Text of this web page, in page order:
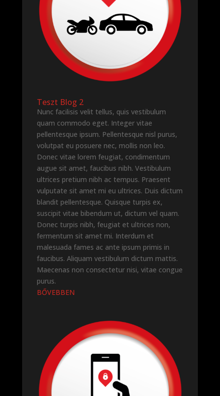
Teszt Blog 2
Nunc facilisis velit tellus, quis vestibulum
quam commodo eget. Integer vitae
pellentesque ipsum. Pellentesque nisl purus,
volutpat eu posuere nec, mollis non leo.
Donec vitae lorem feugiat, condimentum
augue sit amet, faucibus nibh. Vestibulum
ultrices pretium nibh ac tempus. Praesent
vulputate sit amet mi eu ultrices. Duis dictum
blandit pellentesque. Quisque turpis ex,
suscipit vitae bibendum ut, dictum vel quam.
Donec turpis nibh, feugiat et ultrices non,
fermentum sit amet mi. Interdum et
malesuada fames ac ante ipsum primis in
faucibus. Aliquam vestibulum dictum mattis.
Maecenas non consectetur nisi, vitae congue
purus.
BŐVEBBEN